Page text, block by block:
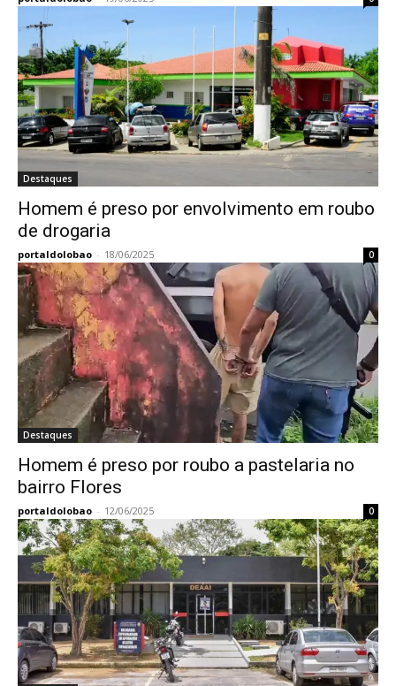
Destaques
Homem é preso por envolvimento em roubo
de drogaria
portaldolobao - 18/06/2025 0
Destaques
Homem é preso por roubo a pastelaria no
bairro Flores
portaldolobao - 12/06/2025 0